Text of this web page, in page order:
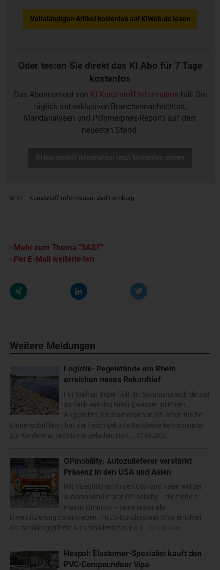
Vollständigen Artikel kostenlos auf KIWeb.de lesen
Oder testen Sie direkt das KI Abo für 7 Tage
kostenlos
Das Abonnement von KI Kunststoff Information hält Sie
täglich mit exklusiven Branchennachrichten,
Marktanalysen und Polymerpreis-Reports auf dem
neuesten Stand.
© KI – Kunststoff Information, Bad Homburg
Mehr zum Thema "BASF"
Per E-Mail weiterleiten
Weitere Meldungen
Logistik: Pegelstände am Rhein
erreichen neues Rekordtief
Für Steffen Bilger fällt der Sommerurlaub derzeit
so flach wie das Niedrigwasser im Rhein.
Angesichts der dramatischen Situation für die
Binnenschifffahrt hat der frisch gekürte Bundesverkehrsminister
zur Konferenz nach Bonn geladen. Dort...
OPmobility: Autozulieferer verstärkt
Präsenz in den USA und Asien
Mit Investitionen in den USA und Asien will der
Automobilzulieferer OPmobility – die frühere
Plastic Omnium – seine regionale
Diversifizierung vorantreiben. Im US-Bundesstaat Ohio errichtet
der familiengeführte Automobilzulieferer ein...
Hexpol: Elastomer-Spezialist kauft den
PVC-Compoundeur Vipa